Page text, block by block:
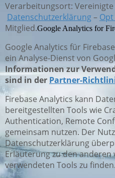
Verarbeitungsort: Vereinigte
Datenschutzerklärung–
Mitglied.Google Analytics for
Google Analytics für
ein Analyse-Dienst von
Informationen zur
sind in der Partner-
Firebase Analytics kann
bereitgestellten Tools wie
Authentication, Remote
gemeinsam nutzen. Der
Datenschutzerklärung
Erläuterung zu den anderen
verwendeten Tools zu finden.